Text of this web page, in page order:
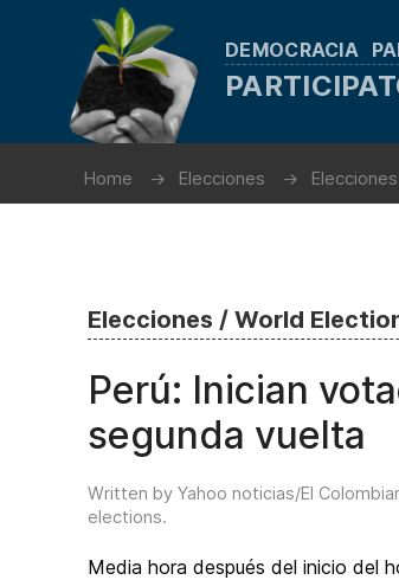
DEMOCRACIA
Home Elecciones
Elecciones / World
Perú: Inician
segunda vuelta
Written by Yahoo noticias/El
elections.
Media hora después del inicio del